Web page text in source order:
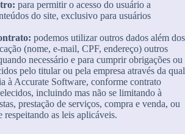
para permitir o acesso do usuário a
do site, exclusivo para usuários
podemos utilizar outros dados além dos
(nome, e-mail, CPF, endereço) outros
necessário e para cumprir obrigações ou
pelo titular ou pela empresa através da qual
à Accurate Software, conforme contrato
incluindo mas não se limitando à
prestação de serviços, compra e venda, ou
respeitando as leis aplicáveis.